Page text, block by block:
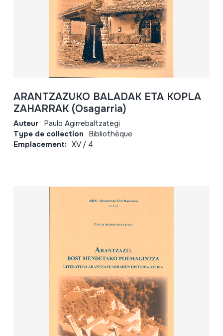
ARANTZAZUKO BALADAK ETA KOPLA
ZAHARRAK (Osagarria)
Auteur Paulo Agirrebaltzategi
Type de collection Bibliothèque
Emplacement: XV / 4